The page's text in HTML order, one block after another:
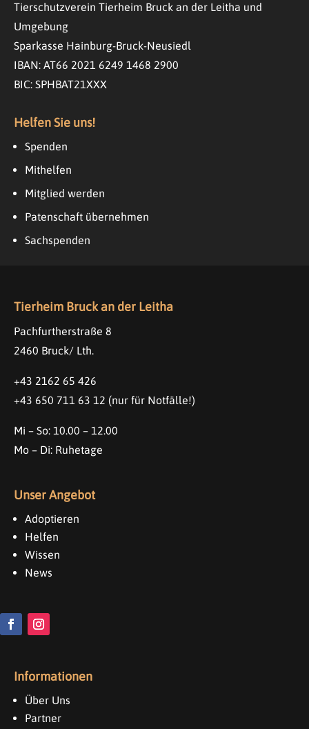
Tierschutzverein Tierheim Bruck an der Leitha und
Umgebung
Sparkasse Hainburg-Bruck-Neusiedl
IBAN: AT66 2021 6249 1468 2900
BIC: SPHBAT21XXX
Helfen Sie uns!
Spenden
Mithelfen
Mitglied werden
Patenschaft übernehmen
Sachspenden
Tierheim Bruck an der Leitha
Pachfurtherstraße 8
2460 Bruck/ Lth.
+43 2162 65 426
+43 650 711 63 12 (nur für Notfälle!)
Mi – So: 10.00 – 12.00
Mo – Di: Ruhetage
Unser Angebot
Adoptieren
Helfen
Wissen
News
Informationen
Über Uns
Partner